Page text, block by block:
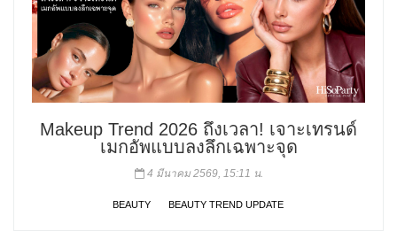
Makeup Trend 2026 ถึงเวลา! เจาะเทรนด์
เมกอัพแบบลงลึกเฉพาะจุด
4 มีนาคม 2569, 15:11 น.
BEAUTY BEAUTY TREND UPDATE